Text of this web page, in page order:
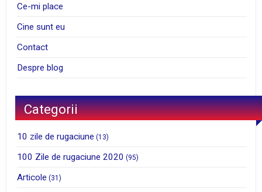
Ce-mi place
Cine sunt eu
Contact
Despre blog
Categorii
10 zile de rugaciune (13)
100 Zile de rugaciune 2020 (95)
Articole (31)